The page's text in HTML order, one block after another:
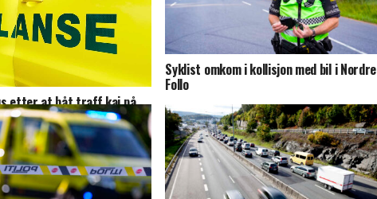
etter at båt traff kai på
Syklist omkom i kollisjon med bil i Nordre
Follo